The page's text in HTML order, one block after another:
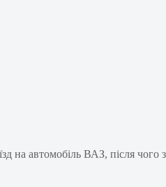
на автомобіль ВАЗ, після чого